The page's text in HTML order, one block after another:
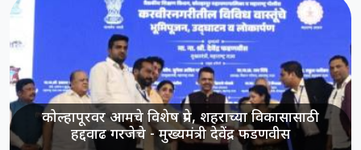
कोल्हापूरवर आमचे विशेष प्रेम, शहराच्या विकासासाठी
हद्दवाढ गरजेचे - मुख्यमंत्री देवेंद्र फडणवीस